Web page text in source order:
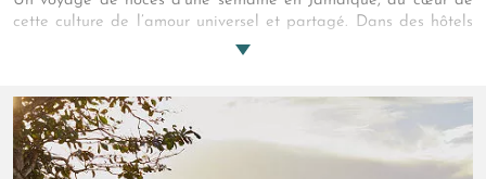
cette culture de l’amour universel et partagé. Dans des hôtels
au charme caribéen irrésistible, savourez à deux tout le piment